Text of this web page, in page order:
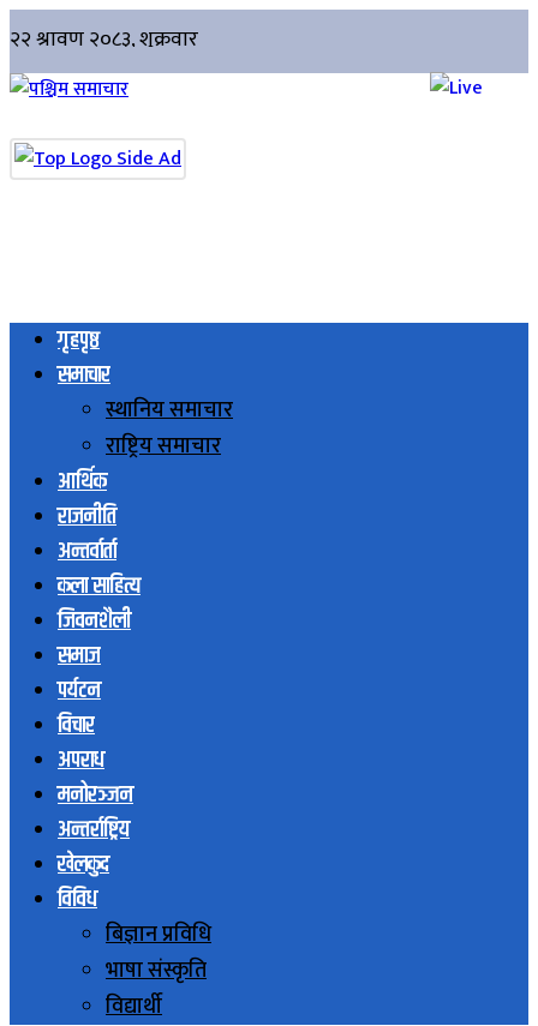
गृहपृष्ठ
समाचार
स्थानिय समाचार
राष्ट्रिय समाचार
आर्थिक
राजनीति
अन्तर्वार्ता
कला साहित्य
जिवनशैली
समाज
पर्यटन
विचार
अपराध
मनोरञ्जन
अन्तर्राष्ट्रिय
खेलकुद
विविध
बिज्ञान प्रविधि
भाषा संस्कृति
विद्यार्थी